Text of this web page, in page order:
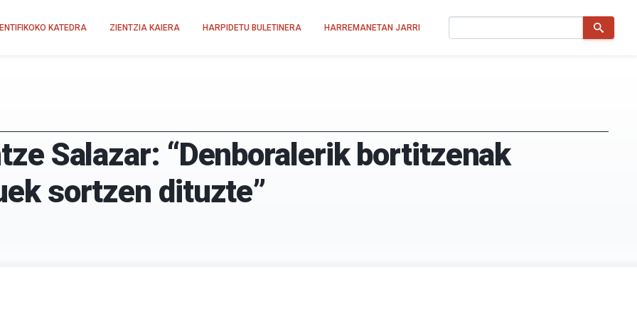
KATEDRA ZIENTZIA KAIERA HARPIDETU BULETINERA HARREMANETAN JARRI
Salazar: “Denboralerik bortitzenak
sortzen dituzte”